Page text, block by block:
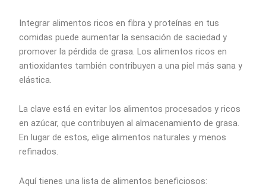
Integrar alimentos ricos en fibra y proteínas en tus
comidas puede aumentar la sensación de saciedad y
promover la pérdida de grasa. Los alimentos ricos en
antioxidantes también contribuyen a una piel más sana y
elástica.
La clave está en evitar los alimentos procesados y ricos
en azúcar, que contribuyen al almacenamiento de grasa.
En lugar de estos, elige alimentos naturales y menos
refinados.
Aquí tienes una lista de alimentos beneficiosos: